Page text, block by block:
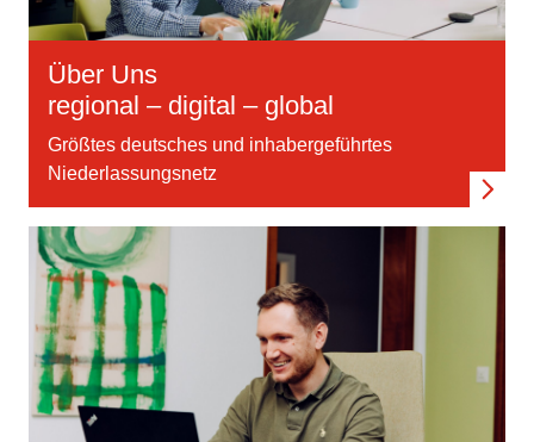
Über Uns
regional – digital – global
Größtes deutsches und inhabergeführtes
Niederlassungsnetz